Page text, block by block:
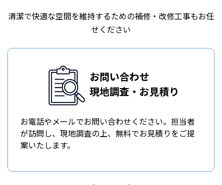
清潔で快適な空間を維持するための補修・改修工事もお任
せください
お問い合わせ
現地調査・お見積り
お電話やメールでお問い合わせください。担当者
が訪問し、現地調査の上、無料でお見積りをご提
案いたします。